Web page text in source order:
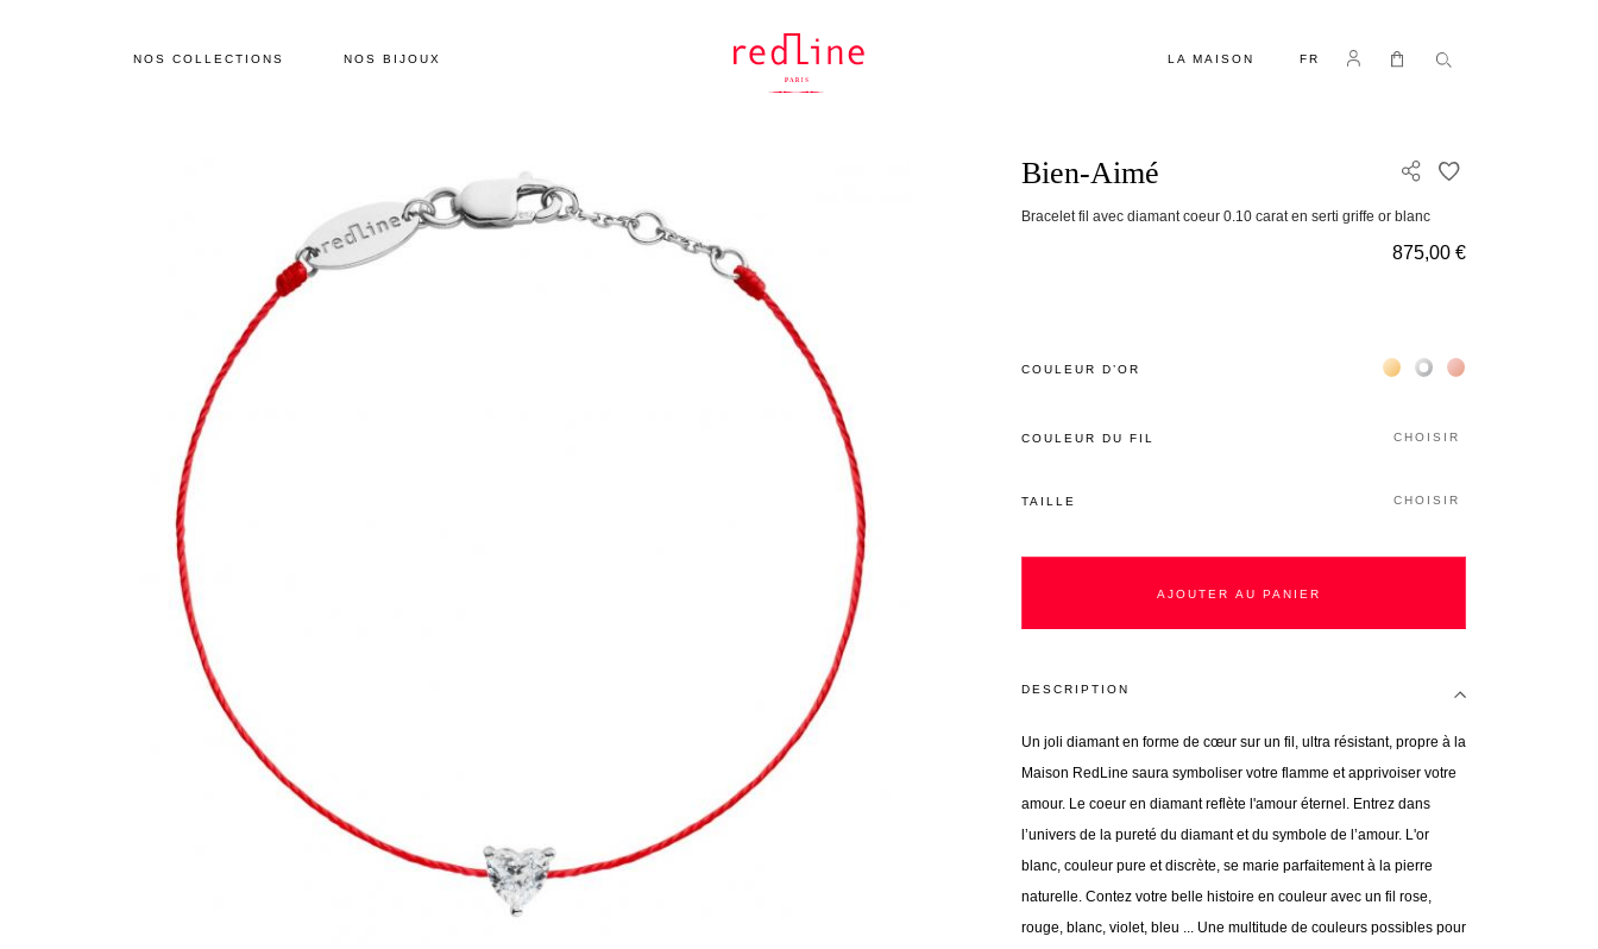
NOS COLLECTIONS NOS BIJOUX LA MAISON FR Se connecter
Mon panier
Bien-Aimé
Bracelet fil avec diamant coeur 0.10 carat en serti griffe or blanc
875,00 €
COULEUR D’OR Жёлтое золото 18К
Белое золото 18К
Розовое золото
COULEUR DU FIL CHOISIR
TAILLE CHOISIR
AJOUTER AU PANIER
DESCRIPTION
Un joli diamant en forme de cœur sur un fil, ultra résistant, propre à la
Maison RedLine saura symboliser votre flamme et apprivoiser votre
amour. Le coeur en diamant reflète l'amour éternel. Entrez dans
l’univers de la pureté du diamant et du symbole de l’amour. L'or
blanc, couleur pure et discrète, se marie parfaitement à la pierre
naturelle. Contez votre belle histoire en couleur avec un fil rose,
rouge, blanc, violet, bleu ... Une multitude de couleurs possibles pour